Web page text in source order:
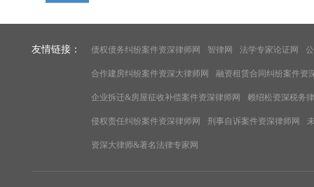
友情链接： 债权债务纠纷案件资深律师网 智律网 法学专家论证网
合作建房纠纷案件资深大律师网 融资租赁合同纠纷案件资
企业拆迁&房屋征收补偿案件资深律师网 赖绍松资深税务
侵权责任纠纷案件资深律师网 刑事自诉案件资深律师网
资深大律师&著名法律专家网